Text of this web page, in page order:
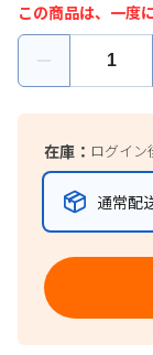
この商品は、一度
在庫： ログイン
通常配